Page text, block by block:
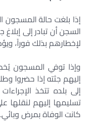
إذا بلغت حالة المسجون
السجن أن تبادر إلى
لإخطارهم بذلك فوراً،
وإذا توفي المسجون
إليهم جثته إذا حضروا
إلى بلده تتخذ
تسليمها إليهم لنقلها
كانت الوفاة بمرض وبائي.